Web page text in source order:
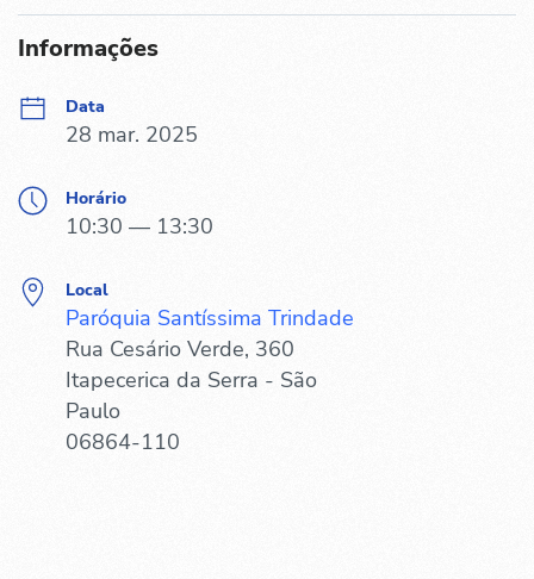
Informações
Data
28 mar. 2025
Horário
10:30 — 13:30
Local
Paróquia Santíssima Trindade
Rua Cesário Verde, 360
Itapecerica da Serra - São
Paulo
06864-110